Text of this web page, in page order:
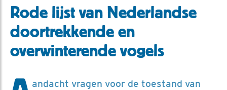
Rode lijst van Nederlandse
doortrekkende en
overwinterende vogels
andacht vragen voor de toestand van